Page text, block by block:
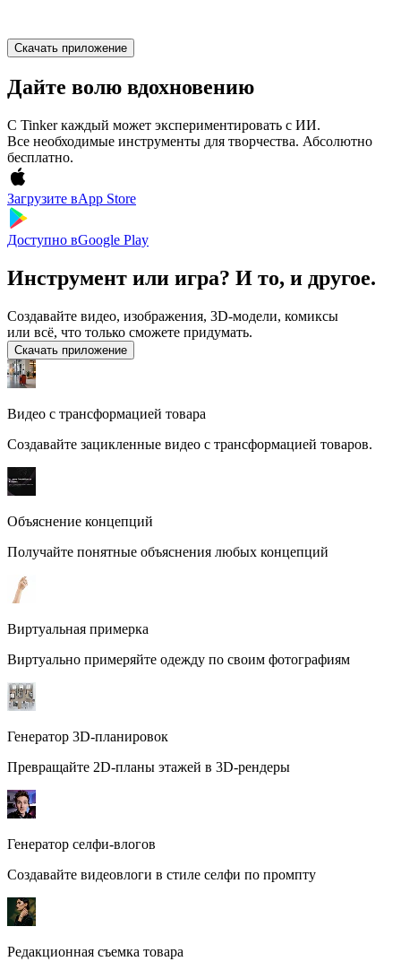
Скачать приложение
Дайте волю вдохновению
С Tinker каждый может экспериментировать с ИИ.
Все необходимые инструменты для творчества. Абсолютно
бесплатно.
Загрузите вApp Store
Доступно вGoogle Play
Инструмент или игра? И то, и другое.
Создавайте видео, изображения, 3D-модели, комиксы
или всё, что только сможете придумать.
Скачать приложение
Видео с трансформацией товара
Создавайте зацикленные видео с трансформацией товаров.
Объяснение концепций
Получайте понятные объяснения любых концепций
Виртуальная примерка
Виртуально примеряйте одежду по своим фотографиям
Генератор 3D-планировок
Превращайте 2D-планы этажей в 3D-рендеры
Генератор селфи-влогов
Создавайте видеовлоги в стиле селфи по промпту
Редакционная съемка товара